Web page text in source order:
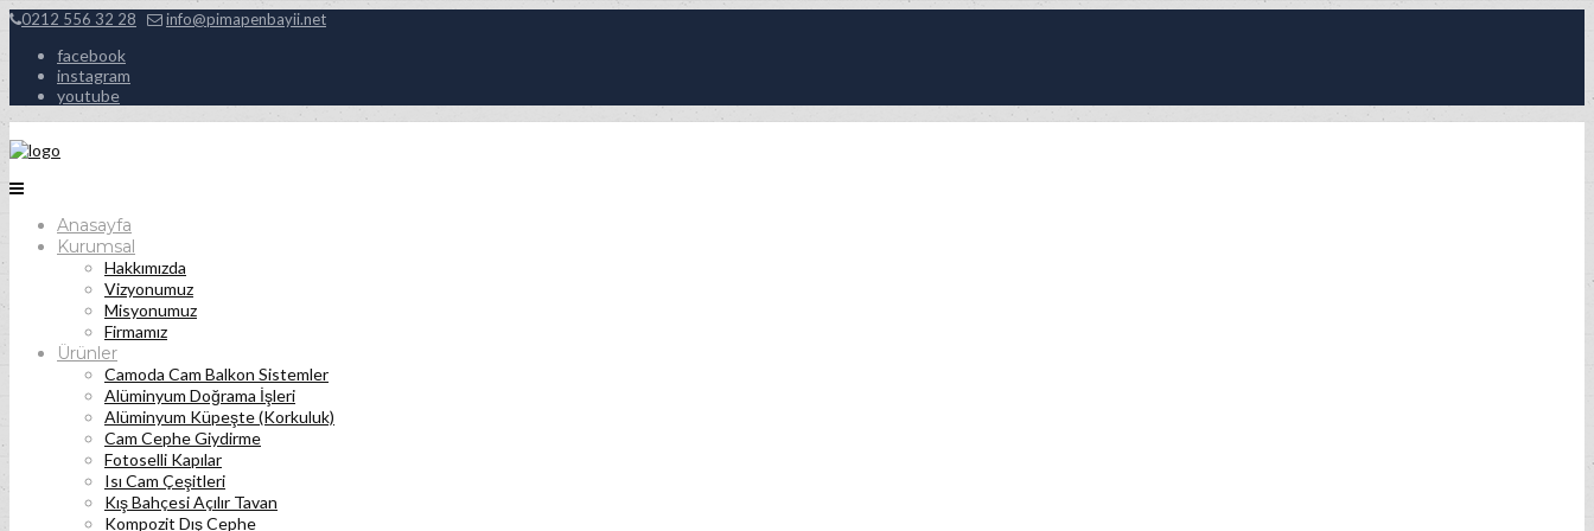
0212 556 32 28 info@pimapenbayii.net
facebook
instagram
youtube
Anasayfa
Kurumsal
Hakkımızda
Vizyonumuz
Misyonumuz
Firmamız
Ürünler
Camoda Cam Balkon Sistemler
Alüminyum Doğrama İşleri
Alüminyum Küpeşte (Korkuluk)
Cam Cephe Giydirme
Fotoselli Kapılar
Isı Cam Çeşitleri
Kış Bahçesi Açılır Tavan
Kompozit Dış Cephe